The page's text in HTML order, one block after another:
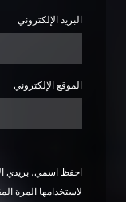
البريد الإلكتروني
الموقع الإلكتروني
احفظ اسمي، بريدي
لاستخدامها المرة